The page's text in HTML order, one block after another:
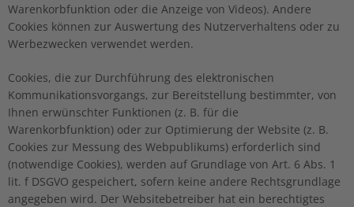
Warenkorbfunktion oder die Anzeige von Videos). Andere
Cookies können zur Auswertung des Nutzerverhaltens oder zu
Werbezwecken verwendet werden.
Cookies, die zur Durchführung des elektronischen
Kommunikationsvorgangs, zur Bereitstellung bestimmter, von
Ihnen erwünschter Funktionen (z. B. für die
Warenkorbfunktion) oder zur Optimierung der Website (z. B.
Cookies zur Messung des Webpublikums) erforderlich sind
(notwendige Cookies), werden auf Grundlage von Art. 6 Abs. 1
lit. f DSGVO gespeichert, sofern keine andere Rechtsgrundlage
angegeben wird. Der Websitebetreiber hat ein berechtigtes